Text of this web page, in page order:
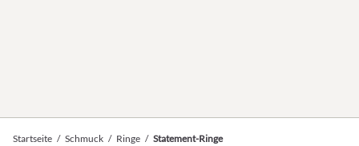
Startseite / Schmuck / Ringe / Statement-Ringe